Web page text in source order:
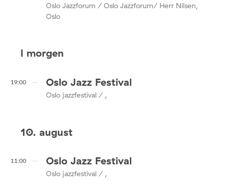
Oslo Jazzforum / Oslo Jazzforum/ Herr Nilsen,
Oslo
I morgen
19:00 Oslo Jazz Festival
Oslo jazzfestival / ,
10. august
11:00 Oslo Jazz Festival
Oslo jazzfestival / ,